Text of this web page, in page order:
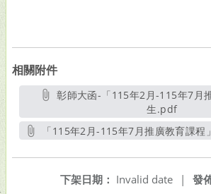
相關附件
彰師大函-「115年2月-115年7月推廣教育課程」招
生.pdf另開新
「115年2月-115年7月推廣教育課
發
下架日期： Invalid date
|